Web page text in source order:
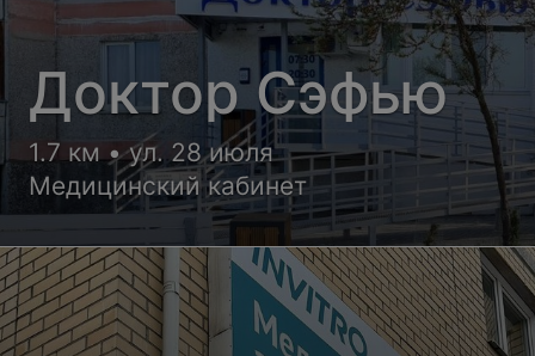
Доктор Сэфью
1.7 км • ул. 28 июля
Медицинский кабинет